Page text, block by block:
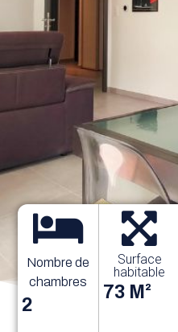
Nombre de
chambres
2
Surface
habitable
73 M²